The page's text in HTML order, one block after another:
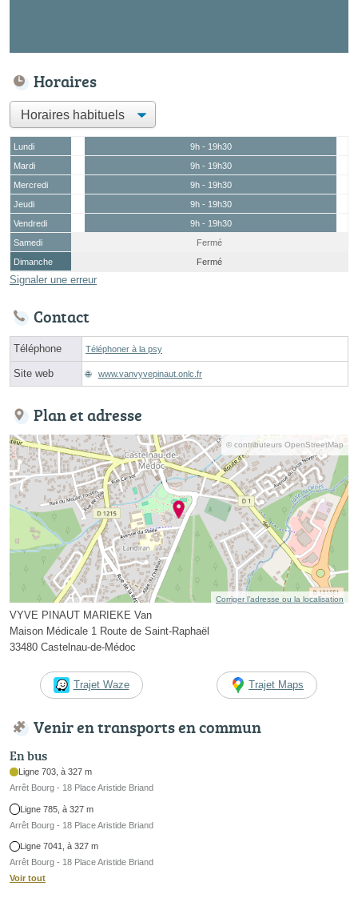
Horaires
Lundi
9h - 19h30
Mardi
9h - 19h30
Mercredi
9h - 19h30
Jeudi
9h - 19h30
Vendredi
9h - 19h30
Samedi
Fermé
Dimanche
Fermé
Signaler une erreur
Contact
Téléphone Téléphoner à la psy
Site web www.vanvyvepinaut.onlc.fr
Plan et adresse
© contributeurs OpenStreetMap
Corriger l’adresse ou la localisation
VYVE PINAUT MARIEKE Van
Maison Médicale 1 Route de Saint-Raphaël
33480 Castelnau-de-Médoc
Trajet Waze Trajet Maps
Venir en transports en commun
En bus
Ligne 703, à 327 m
Arrêt Bourg - 18 Place Aristide Briand
Ligne 785, à 327 m
Arrêt Bourg - 18 Place Aristide Briand
Ligne 7041, à 327 m
Arrêt Bourg - 18 Place Aristide Briand
Voir tout